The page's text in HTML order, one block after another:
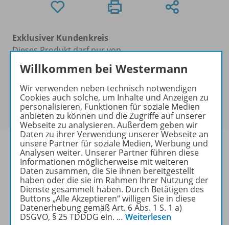
Exklusiver Kundenkreis
Dieses Produkt darf nur von
Ausbildern/Ausbilderinnen, Dozenten/Dozentinnen,
Erziehern/Erzieherinnen, Lehrkräften,
Referendaren/Referendarinnen,
Studenten/Studentinnen und Universitätslehrenden
erworben werden.
Produktinformationen
Beschreibung
Willkommen bei Westermann
Wir verwenden neben technisch notwendigen
Cookies auch solche, um Inhalte und Anzeigen zu
personalisieren, Funktionen für soziale Medien
anbieten zu können und die Zugriffe auf unserer
Webseite zu analysieren. Außerdem geben wir
Daten zu ihrer Verwendung unserer Webseite an
unsere Partner für soziale Medien, Werbung und
Analysen weiter. Unserer Partner führen diese
Informationen möglicherweise mit weiteren
Daten zusammen, die Sie ihnen bereitgestellt
haben oder die sie im Rahmen Ihrer Nutzung der
Dienste gesammelt haben. Durch Betätigen des
Buttons „Alle Akzeptieren“ willigen Sie in diese
Datenerhebung gemäß Art. 6 Abs. 1 S. 1 a)
DSGVO, § 25 TDDDG ein. … Weiterlesen